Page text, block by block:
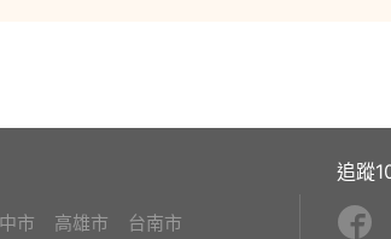
市 高雄市
台南市
追蹤